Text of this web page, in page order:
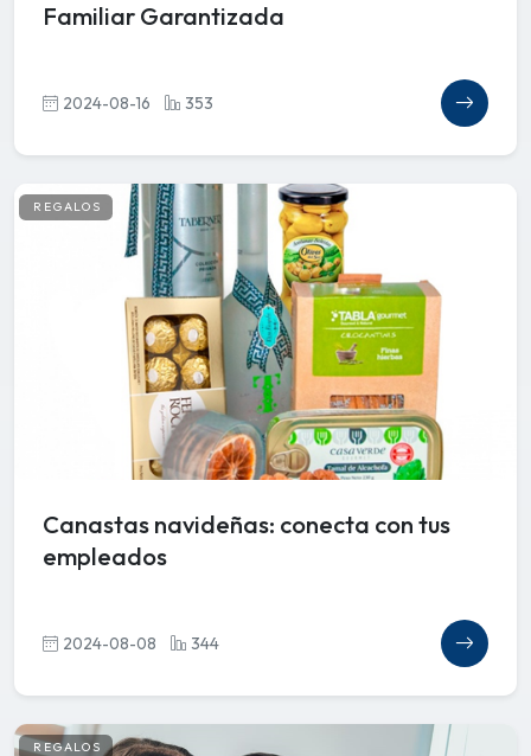
Familiar Garantizada
2024-08-16 353
REGALOS
Canastas navideñas: conecta con tus
empleados
2024-08-08 344
REGALOS